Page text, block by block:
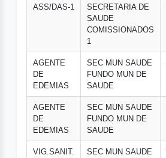
ASS/DAS-1
SECRETARIA DE
SAUDE
COMISSIONADOS
1
AGENTE
DE
EDEMIAS
SEC MUN SAUDE
FUNDO MUN DE
SAUDE
AGENTE
DE
EDEMIAS
SEC MUN SAUDE
FUNDO MUN DE
SAUDE
VIG.SANIT.
SEC MUN SAUDE